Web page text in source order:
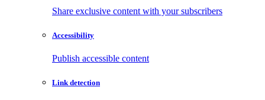
Share exclusive content with your subscribers
Accessibility
Publish accessible content
Link detection